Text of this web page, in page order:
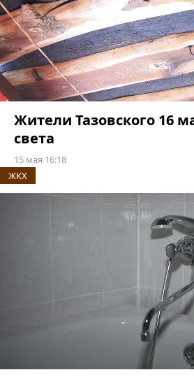
Жители Тазовского 16
света
15 мая 16:18
ЖКХ